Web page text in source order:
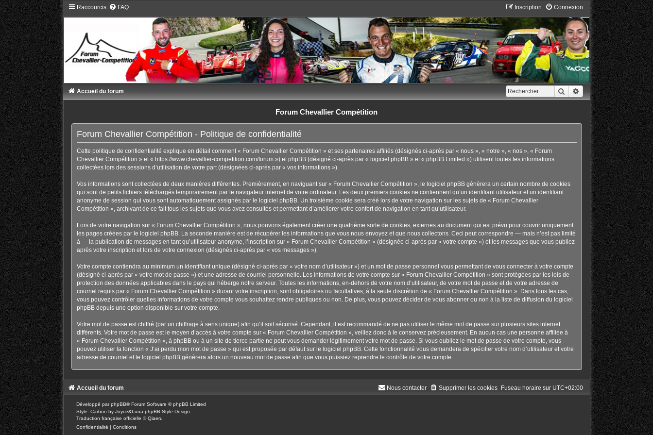
Raccourcis FAQ Connexion
Inscription
RechercherRecherche avancée
Accueil du forum
Forum Chevallier Compétition
Forum Chevallier Compétition - Politique de confidentialité
Cette politique de confidentialité explique en détail comment « Forum Chevallier Compétition » et ses partenaires affiliés (désignés ci-après par « nous », « notre », « nos », « Forum
Chevallier Compétition » et « https://www.chevallier-competition.com/forum ») et phpBB (désigné ci-après par « logiciel phpBB » et « phpBB Limited ») utilisent toutes les informations
collectées lors des sessions d’utilisation de votre part (désignées ci-après par « vos informations »).
Vos informations sont collectées de deux manières différentes. Premièrement, en naviguant sur « Forum Chevallier Compétition », le logiciel phpBB génèrera un certain nombre de cookies
qui sont de petits fichiers téléchargés temporairement par le navigateur internet de votre ordinateur. Les deux premiers cookies ne contiennent qu’un identifiant utilisateur et un identifiant
anonyme de session qui vous sont automatiquement assignés par le logiciel phpBB. Un troisième cookie sera créé lors de votre navigation sur les sujets de « Forum Chevallier
Compétition », archivant de ce fait tous les sujets que vous avez consultés et permettant d’améliorer votre confort de navigation en tant qu’utilisateur.
Lors de votre navigation sur « Forum Chevallier Compétition », nous pouvons également créer une quatrième sorte de cookies, externes au document qui est prévu pour couvrir uniquement
les pages créées par le logiciel phpBB. La seconde manière est de récupérer les informations que vous nous envoyez et que nous collectons. Ceci peut correspondre — mais n’est pas limité
à — la publication de messages en tant qu’utilisateur anonyme, l’inscription sur « Forum Chevallier Compétition » (désignée ci-après par « votre compte ») et les messages que vous publiez
après votre inscription et lors de votre connexion (désignés ci-après par « vos messages »).
Votre compte contiendra au minimum un identifiant unique (désigné ci-après par « votre nom d’utilisateur ») et un mot de passe personnel vous permettant de vous connecter à votre compte
(désigné ci-après par « votre mot de passe ») et une adresse de courriel personnelle. Les informations de votre compte sur « Forum Chevallier Compétition » sont protégées par les lois de
protection des données applicables dans le pays qui héberge notre serveur. Toutes les informations, en-dehors de votre nom d’utilisateur, de votre mot de passe et de votre adresse de
courriel requis par « Forum Chevallier Compétition » durant votre inscription, sont obligatoires ou facultatives, à la seule discrétion de « Forum Chevallier Compétition ». Dans tous les cas,
vous pouvez contrôler quelles informations de votre compte vous souhaitez rendre publiques ou non. De plus, vous pouvez décider de vous abonner ou non à la liste de diffusion du logiciel
phpBB depuis une option disponible sur votre compte.
Votre mot de passe est chiffré (par un chiffrage à sens unique) afin qu’il soit sécurisé. Cependant, il est recommandé de ne pas utiliser le même mot de passe sur plusieurs sites internet
différents. Votre mot de passe est le moyen d’accès à votre compte sur « Forum Chevallier Compétition », veillez donc à le conservez précieusement. En aucun cas une personne affiliée à
« Forum Chevallier Compétition », à phpBB ou à un site de tierce partie ne peut vous demander légitimement votre mot de passe. Si vous oubliez le mot de passe de votre compte, vous
pouvez utiliser la fonction « J’ai perdu mon mot de passe » qui est proposée par défaut sur le logiciel phpBB. Cette fonctionnalité vous demandera de spécifier votre nom d’utilisateur et votre
adresse de courriel et le logiciel phpBB générera alors un nouveau mot de passe afin que vous puissiez reprendre le contrôle de votre compte.
Accueil du forum Fuseau horaire sur UTC+02:00
Supprimer les cookies
Nous contacter
Développé parphpBB® Forum Software © phpBB Limited
Style: Carbon by Joyce&Luna phpBB-Style-Design
Traduction française officielle ©Qiaeru
Confidentialité | Conditions